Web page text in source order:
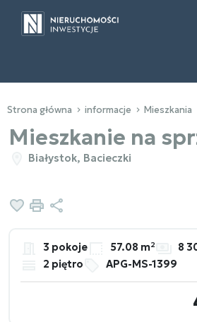
Strona główna informacje Mieszkania
Mieszkanie na
Białystok, Bacieczki
Dodaj do ulubionych
Drukuj
3 pokoje 57.08 m² 8
2 piętro APG-MS-1399